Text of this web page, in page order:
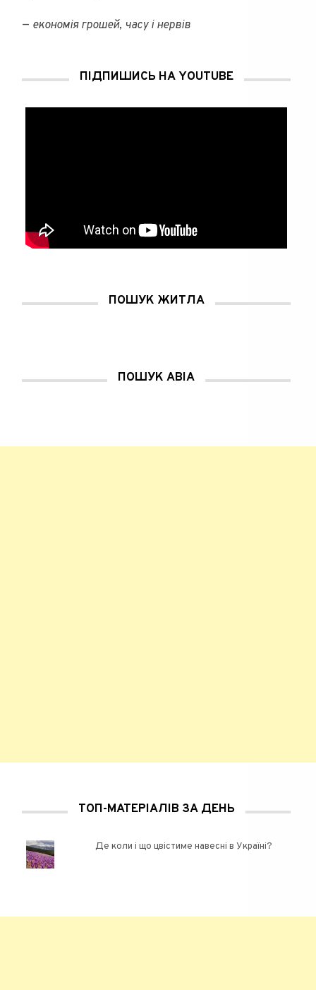
— економія грошей, часу і нервів
ПІДПИШИСЬ НА YOUTUBE
ПОШУК ЖИТЛА
ПОШУК АВІА
ТОП-МАТЕРІАЛІВ ЗА ДЕНЬ
Де коли і що цвістиме навесні в Україні?